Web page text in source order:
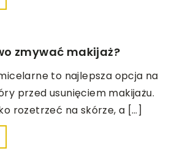
zmywać makijaż?
to najlepsza opcja na
przed usunięciem makijażu.
rozetrzeć na skórze, a […]